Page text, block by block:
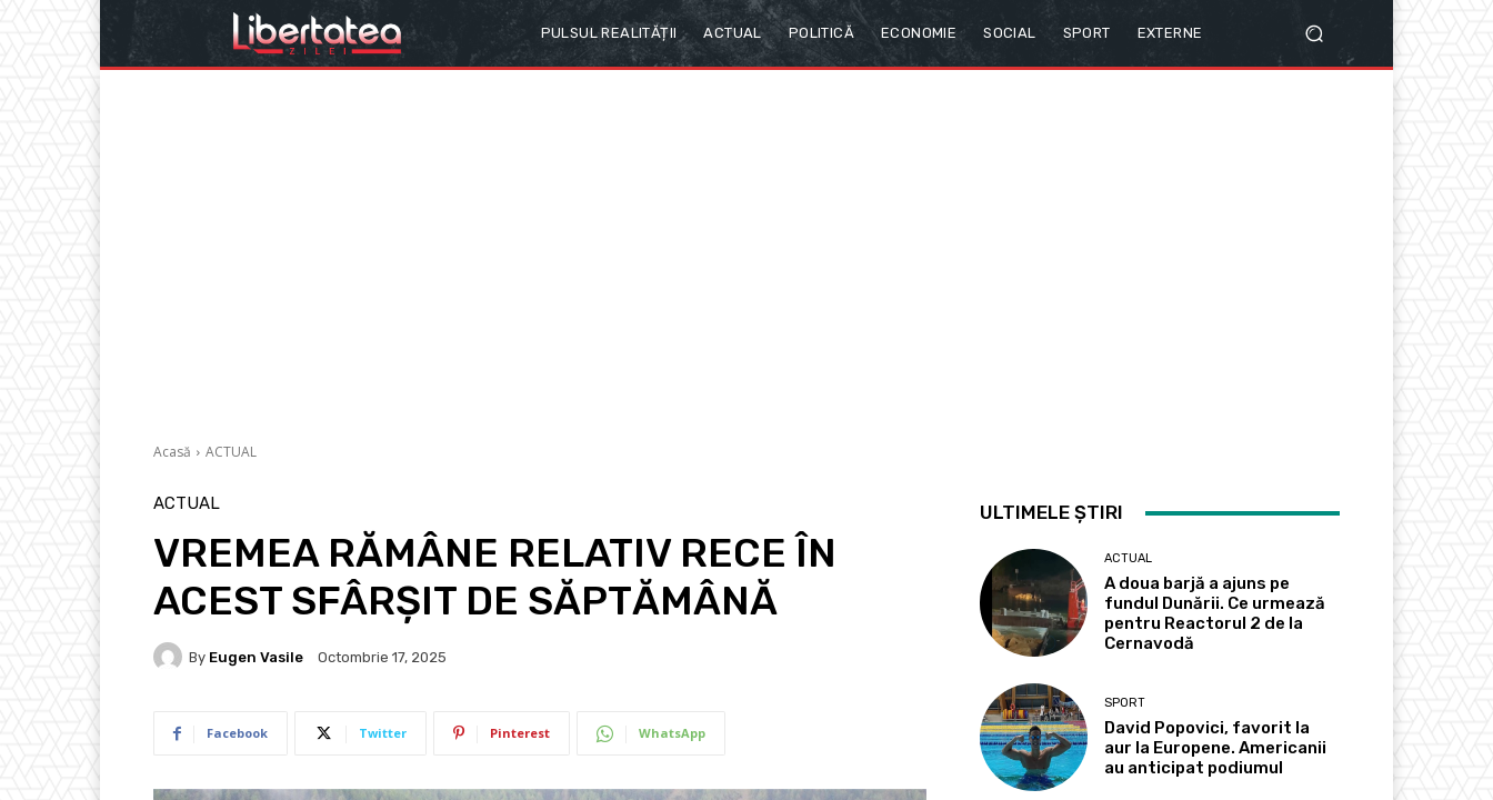
PULSUL REALITĂȚII ACTUAL POLITICĂ ECONOMIE SOCIAL SPORT EXTERNE
Acasă ACTUAL
ACTUAL
VREMEA RĂMÂNE RELATIV RECE ÎN
ACEST SFÂRŞIT DE SĂPTĂMÂNĂ
By Eugen Vasile Octombrie 17, 2025
Facebook Twitter Pinterest WhatsApp
ULTIMELE ȘTIRI
ACTUAL
A doua barjă a ajuns pe
fundul Dunării. Ce urmează
pentru Reactorul 2 de la
Cernavodă
SPORT
David Popovici, favorit la
aur la Europene. Americanii
au anticipat podiumul